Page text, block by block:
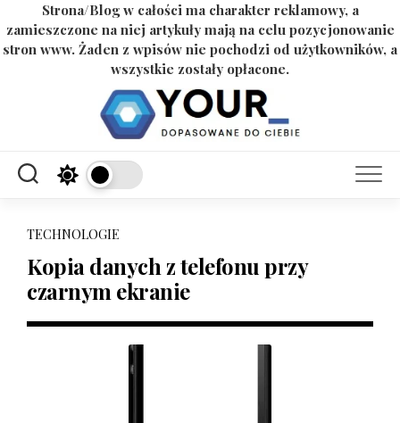
Strona/Blog w całości ma charakter reklamowy, a
zamieszczone na niej artykuły mają na celu pozycjonowanie
stron www. Żaden z wpisów nie pochodzi od użytkowników, a
wszystkie zostały opłacone.
TECHNOLOGIE
Kopia danych z telefonu przy
czarnym ekranie